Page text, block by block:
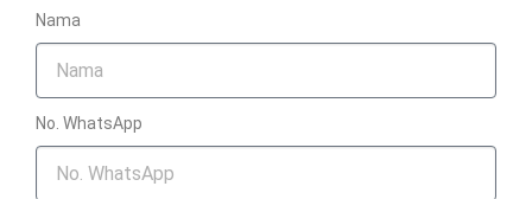
Nama
No. WhatsApp